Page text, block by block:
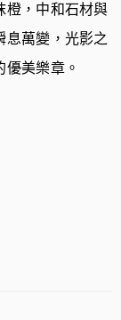
橙，中和石材與
息萬變，光影之
美樂章。